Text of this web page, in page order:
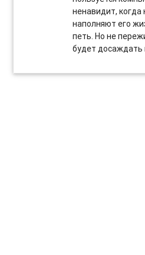
ненавидит, когда
наполняют его
петь. Но не
будет досаждать